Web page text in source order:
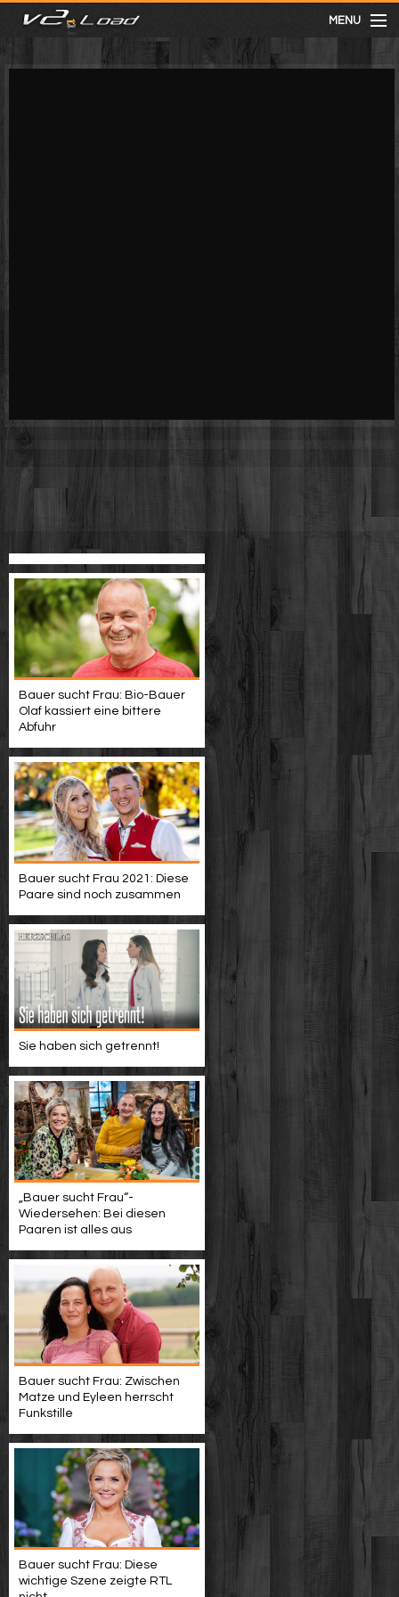
MENU
meist gesehen
Bauer sucht Frau: Bio-Bauer
Olaf kassiert eine bittere
Abfuhr
Bauer sucht Frau 2021: Diese
Paare sind noch zusammen
Sie haben sich getrennt!
„Bauer sucht Frau“-
Wiedersehen: Bei diesen
Paaren ist alles aus
Bauer sucht Frau: Zwischen
Matze und Eyleen herrscht
Funkstille
Bauer sucht Frau: Diese
wichtige Szene zeigte RTL